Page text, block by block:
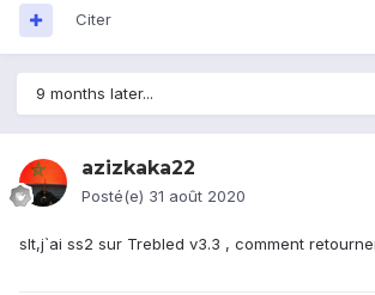
Citer
9 months later...
azizkaka22
Posté(e) 31 août 2020
slt,j`ai ss2 sur Trebled v3.3 , comment